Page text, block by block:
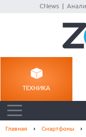
CNews|
ТЕХНИКА
Главная Смартфоны